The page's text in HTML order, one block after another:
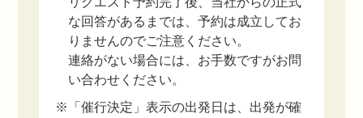
な回答があるまでは、予約は成立してお
りませんのでご注意ください。
連絡がない場合には、お手数ですがお問
い合わせください。
※「催行決定」表示の出発日は、出発が確